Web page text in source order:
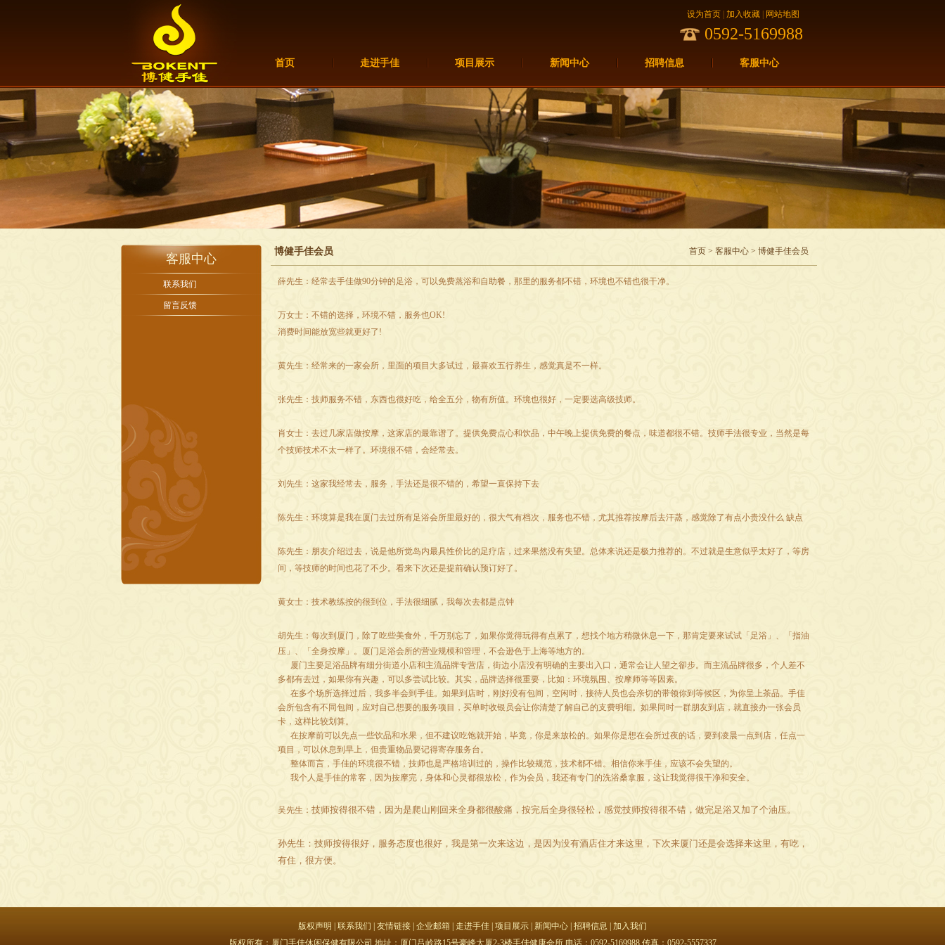
设为首页 加入收藏 网站地图
0592-5169988
首页 走进手佳 项目展示 新闻中心 招聘信息 客服中心
客服中心
联系我们
留言反馈
博健手佳会员 首页 > 客服中心 > 博健手佳会员
薛先生：经常去手佳做90分钟的足浴，可以免费蒸浴和自助餐，那里的服务都不错，环境也不错也很干净。
万女士：不错的选择，环境不错，服务也OK!
消费时间能放宽些就更好了!
黄先生：经常来的一家会所，里面的项目大多试过，最喜欢五行养生，感觉真是不一样。
张先生：技师服务不错，东西也很好吃，给全五分，物有所值。环境也很好，一定要选高级技师。
肖女士：去过几家店做按摩，这家店的最靠谱了。提供免费点心和饮品，中午晚上提供免费的餐点，味道都很不错。技师手法很专业，当然是每
个技师技术不太一样了。环境很不错，会经常去。
刘先生：这家我经常去，服务，手法还是很不错的，希望一直保持下去
陈先生：环境算是我在厦门去过所有足浴会所里最好的，很大气有档次，服务也不错，尤其推荐按摩后去汗蒸，感觉除了有点小贵没什么 缺点
陈先生：朋友介绍过去，说是他所觉岛内最具性价比的足疗店，过来果然没有失望。总体来说还是极力推荐的。不过就是生意似乎太好了，等房
间，等技师的时间也花了不少。看来下次还是提前确认预订好了。
黄女士：技术教练按的很到位，手法很细腻，我每次去都是点钟
胡先生： 每次到厦门，除了吃些美食外，千万别忘了，如果你觉得玩得有点累了，想找个地方稍微休息一下，那肯定要來试试「足浴」、「指油
压」、「全身按摩」。厦门足浴会所的营业规模和管理，不会逊色于上海等地方的。
厦门主要足浴品牌有细分街道小店和主流品牌专营店，街边小店没有明确的主要出入口，通常会让人望之卻步。而主流品牌很多，个人差不
多都有去过，如果你有兴趣，可以多尝试比较。其实，品牌选择很重要，比如：环境氛围、按摩师等等因素。
在多个场所选择过后，我多半会到手佳。如果到店时，刚好没有包间，空闲时，接待人员也会亲切的带领你到等候区，为你呈上茶品。手佳
会所包含有不同包间，应对自己想要的服务项目，买单时收银员会让你清楚了解自己的支费明细。如果同时一群朋友到店，就直接办一张会员
卡，这样比较划算。
在按摩前可以先点一些饮品和水果，但不建议吃饱就开始，毕竟，你是来放松的。如果你是想在会所过夜的话，要到凌晨一点到店，任点一
项目，可以休息到早上，但贵重物品要记得寄存服务台。
整体而言，手佳的环境很不错，技师也是严格培训过的，操作比较规范，技术都不错。相信你来手佳，应该不会失望的。
我个人是手佳的常客，因为按摩完，身体和心灵都很放松，作为会员，我还有专门的洗浴桑拿服，这让我觉得很干净和安全。
吴先生： 技师按得很不错，因为是爬山刚回来全身都很酸痛，按完后全身很轻松，感觉技师按得很不错，做完足浴又加了个油压。
孙先生： 技师按得很好，服务态度也很好，我是第一次来这边，是因为没有酒店住才来这里，下次来厦门还是会选择来这里，有吃，
有住，很方便。
版权声明 联系我们 友情链接 企业邮箱 走进手佳 项目展示 新闻中心 招聘信息
加入我们
版权所有：厦门手佳休闲保健有限公司 地址：厦门吕岭路15号豪峰大厦2-3楼手佳健康会所 电话：0592-5169988 传真：0592-5557337